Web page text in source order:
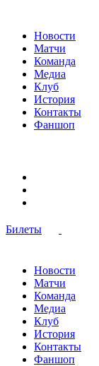
Новости
Матчи
Команда
Медиа
Клуб
История
Контакты
Фаншоп
Билеты
Новости
Матчи
Команда
Медиа
Клуб
История
Контакты
Фаншоп